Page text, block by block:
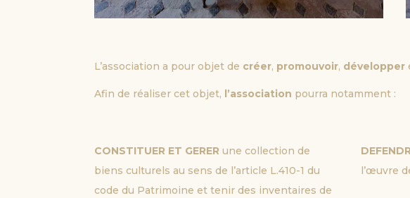
L’association a pour objet de créer, promouvoir, développer
Afin de réaliser cet objet, l’association pourra notamment :
CONSTITUER ET GERER une collection de
biens culturels au sens de l’article L.410-1 du
code du Patrimoine et tenir des inventaires de
l’œuvre